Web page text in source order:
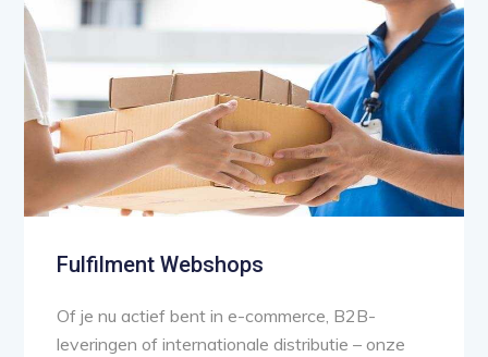
Fulfilment Webshops
Of je nu actief bent in e-commerce, B2B-
leveringen of internationale distributie – onze